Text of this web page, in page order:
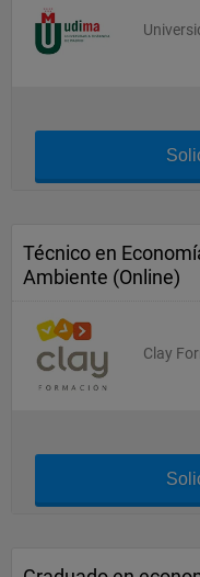
Técnico en
Ambiente (Online)
Clay